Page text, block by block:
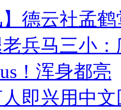
】德云社孟
兵马三小
！浑身都亮
即兴用中